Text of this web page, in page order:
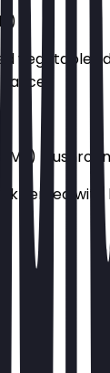
vegetables
(VE)
served